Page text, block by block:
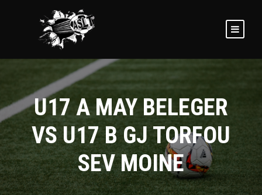
U17 A MAY BELEGER
VS U17 B GJ TORFOU
SEV MOINE